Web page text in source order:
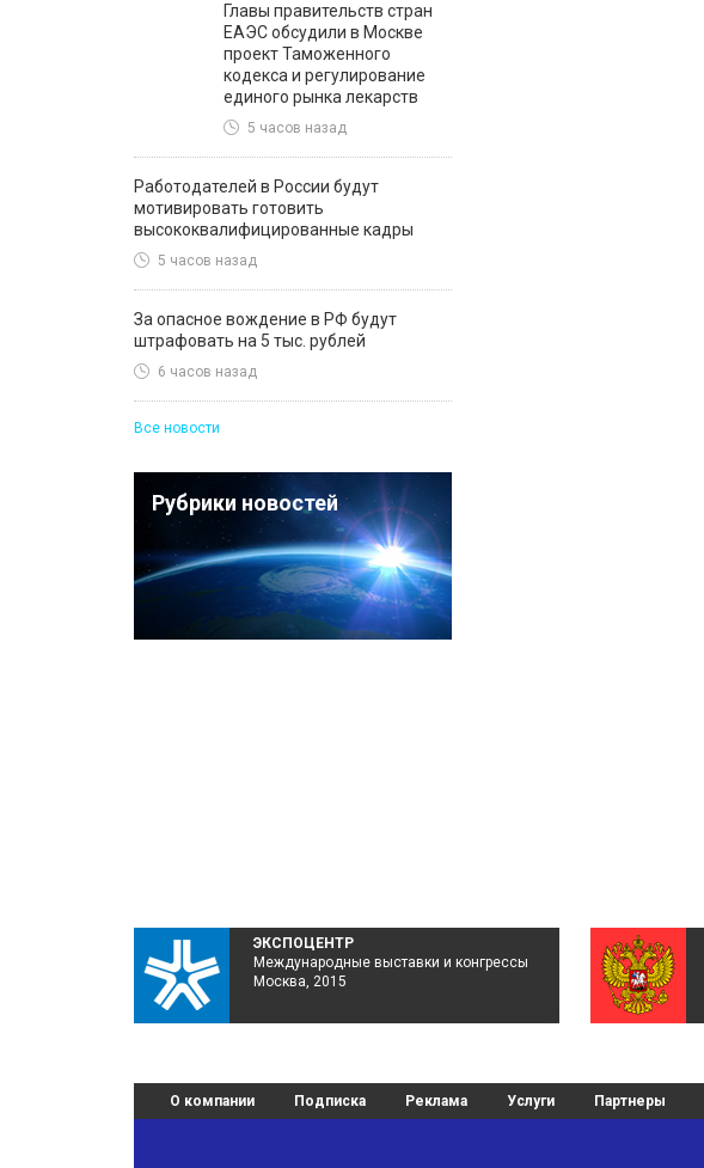
Главы правительств стран
ЕАЭС обсудили в Москве
проект Таможенного
кодекса и регулирование
единого рынка лекарств
5 часов назад
Работодателей в России будут
мотивировать готовить
высококвалифицированные кадры
5 часов назад
За опасное вождение в РФ будут
штрафовать на 5 тыс. рублей
6 часов назад
Все новости
Рубрики новостей
ЭКСПОЦЕНТР
Международные выставки и конгрессы
Москва, 2015
О компании Подписка Реклама Услуги Партнеры